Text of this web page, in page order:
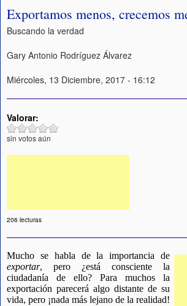
Exportamos menos, crecemos
Buscando la verdad
Gary Antonio Rodríguez Álvarez
Miércoles, 13 Diciembre, 2017 - 16:12
Valorar:
sin votos aún
206 lecturas
Mucho se habla de la importancia de
exportar, pero ¿está consciente la
ciudadanía de ello? Para muchos la
exportación parecerá algo distante de su
vida, pero ¡nada más lejano de la realidad!